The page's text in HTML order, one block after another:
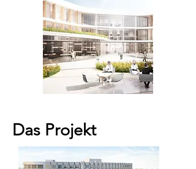
Das Projekt